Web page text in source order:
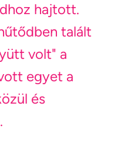
hajtott.
talált
volt" a
egyet a
és